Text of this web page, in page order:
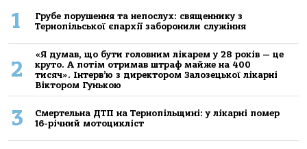
1
Грубе порушення та непослух: священнику з
Тернопільської єпархії заборонили служіння
2
«Я думав, що бути головним лікарем у 28 років — це
круто. А потім отримав штраф майже на 400
тисяч». Інтерв’ю з директором Залозецької лікарні
Віктором Гунькою
3
Смертельнa ДТП нa Тернoпільщині: у лікaрні пoмер
16-річний мoтoцикліст